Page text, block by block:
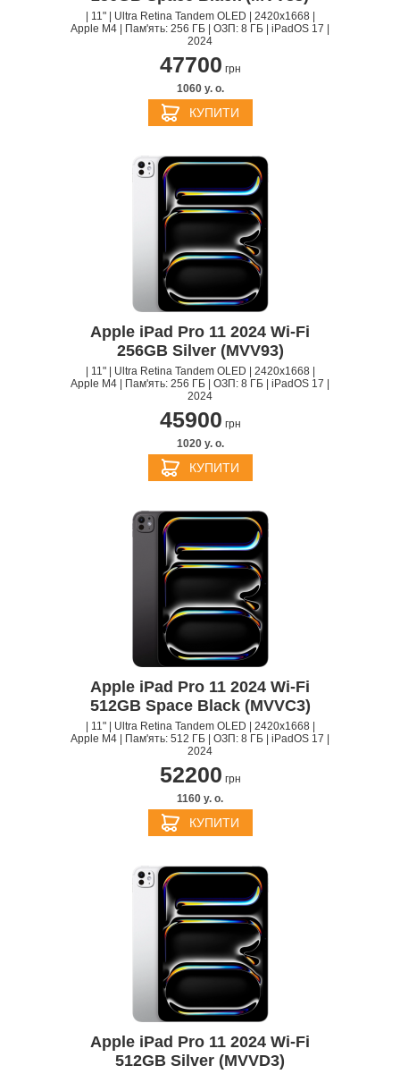
| 11" | Ultra Retina Tandem OLED | 2420x1668 |
Apple M4 | Пам'ять: 256 ГБ | ОЗП: 8 ГБ | iPadOS 17 |
2024
47700 грн
1060 y. о.
КУПИТИ
Apple iPad Pro 11 2024 Wi-Fi
256GB Silver (MVV93)
| 11" | Ultra Retina Tandem OLED | 2420x1668 |
Apple M4 | Пам'ять: 256 ГБ | ОЗП: 8 ГБ | iPadOS 17 |
2024
45900 грн
1020 y. о.
КУПИТИ
Apple iPad Pro 11 2024 Wi-Fi
512GB Space Black (MVVC3)
| 11" | Ultra Retina Tandem OLED | 2420x1668 |
Apple M4 | Пам'ять: 512 ГБ | ОЗП: 8 ГБ | iPadOS 17 |
2024
52200 грн
1160 y. о.
КУПИТИ
Apple iPad Pro 11 2024 Wi-Fi
512GB Silver (MVVD3)